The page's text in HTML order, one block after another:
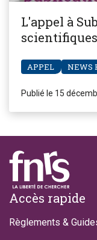
L'appel à
APPEL NEWS
Publié le 15
Footer
Accès rapide
Règlements &